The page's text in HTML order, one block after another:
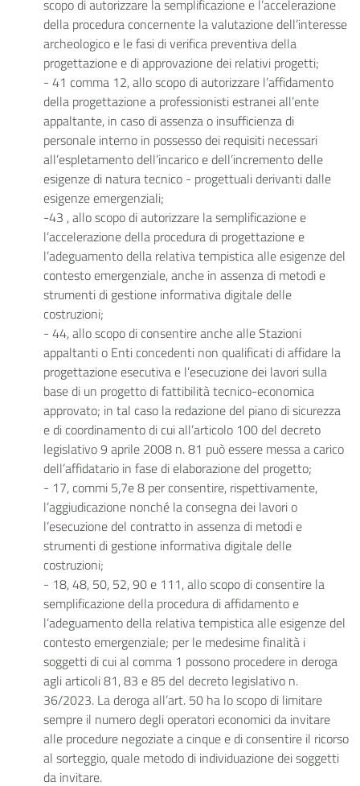
scopo di autorizzare la semplificazione e l’accelerazione
della procedura concernente la valutazione dell’interesse
archeologico e le fasi di verifica preventiva della
progettazione e di approvazione dei relativi progetti;
- 41 comma 12, allo scopo di autorizzare l’affidamento
della progettazione a professionisti estranei all’ente
appaltante, in caso di assenza o insufficienza di
personale interno in possesso dei requisiti necessari
all’espletamento dell’incarico e dell’incremento delle
esigenze di natura tecnico - progettuali derivanti dalle
esigenze emergenziali;
-43 , allo scopo di autorizzare la semplificazione e
l’accelerazione della procedura di progettazione e
l’adeguamento della relativa tempistica alle esigenze del
contesto emergenziale, anche in assenza di metodi e
strumenti di gestione informativa digitale delle
costruzioni;
- 44, allo scopo di consentire anche alle Stazioni
appaltanti o Enti concedenti non qualificati di affidare la
progettazione esecutiva e l’esecuzione dei lavori sulla
base di un progetto di fattibilità tecnico-economica
approvato; in tal caso la redazione del piano di sicurezza
e di coordinamento di cui all’articolo 100 del decreto
legislativo 9 aprile 2008 n. 81 può essere messa a carico
dell’affidatario in fase di elaborazione del progetto;
- 17, commi 5,7e 8 per consentire, rispettivamente,
l’aggiudicazione nonché la consegna dei lavori o
l’esecuzione del contratto in assenza di metodi e
strumenti di gestione informativa digitale delle
costruzioni;
- 18, 48, 50, 52, 90 e 111, allo scopo di consentire la
semplificazione della procedura di affidamento e
l’adeguamento della relativa tempistica alle esigenze del
contesto emergenziale; per le medesime finalità i
soggetti di cui al comma 1 possono procedere in deroga
agli articoli 81, 83 e 85 del decreto legislativo n.
36/2023. La deroga all’art. 50 ha lo scopo di limitare
sempre il numero degli operatori economici da invitare
alle procedure negoziate a cinque e di consentire il ricorso
al sorteggio, quale metodo di individuazione dei soggetti
da invitare.